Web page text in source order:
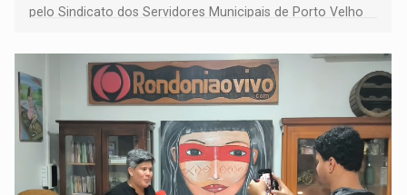
pelo Sindicato dos Servidores Municipais de Porto Velho